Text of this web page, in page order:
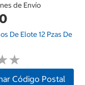
de Envío
De Elote 12 Pzas De
★
★
Código Postal